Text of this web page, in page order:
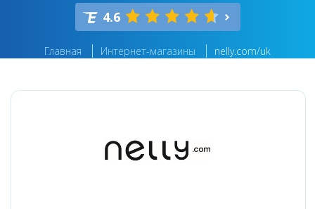
4.6
Главная Интернет-магазины nelly.com/uk